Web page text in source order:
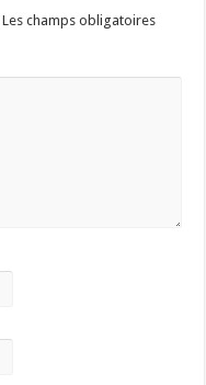
Les champs obligatoires